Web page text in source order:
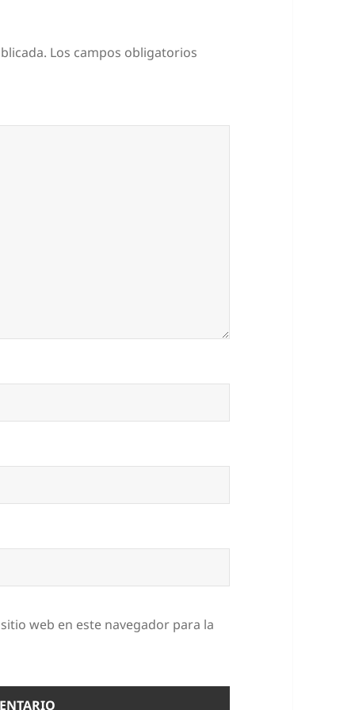
Los campos obligatorios
web en este navegador para la